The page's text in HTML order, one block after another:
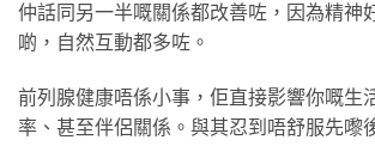
仲話同另一半嘅關係都改善咗，因為精神
啲，自然互動都多咗。
前列腺健康唔係小事，佢直接影響你嘅生
率、甚至伴侶關係。與其忍到唔舒服先嚟